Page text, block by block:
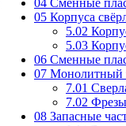
04 Сменные
05 Корпуса
5.02
5.03
06 Сменные
07 Монолитный
7.01
7.02
08 Запасные